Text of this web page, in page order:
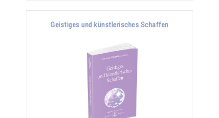
Geistiges und künstlerisches Schaffen